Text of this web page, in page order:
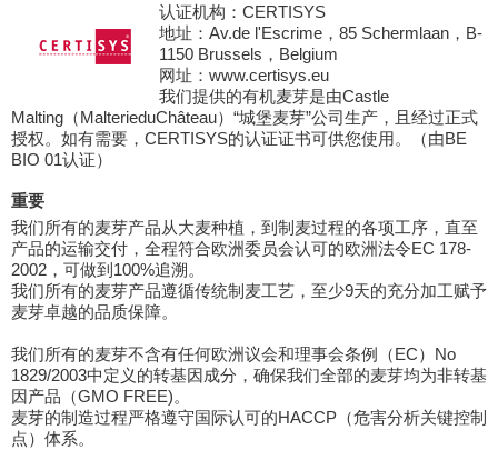
认证机构：CERTISYS
地址：Av.de l'Escrime，85 Schermlaan，B-
1150 Brussels，Belgium
网址：www.certisys.eu
我们提供的有机麦芽是由Castle
Malting（MalterieduChâteau）“城堡麦芽”公司生产，且经过正式
授权。如有需要，CERTISYS的认证证书可供您使用。（由BE
BIO 01认证）
重要
我们所有的麦芽产品从大麦种植，到制麦过程的各项工序，直至
产品的运输交付，全程符合欧洲委员会认可的欧洲法令EC 178-
2002，可做到100%追溯。
我们所有的麦芽产品遵循传统制麦工艺，至少9天的充分加工赋予
麦芽卓越的品质保障。
我们所有的麦芽不含有任何欧洲议会和理事会条例（EC）No
1829/2003中定义的转基因成分，确保我们全部的麦芽均为非转基
因产品（GMO FREE)。
麦芽的制造过程严格遵守国际认可的HACCP（危害分析关键控制
点）体系。